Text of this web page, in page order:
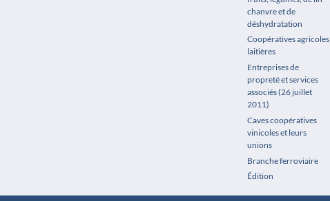
chanvre et de
déshydratation
Coopératives agricoles
laitières
Entreprises de
propreté et services
associés (26 juillet
2011)
Caves coopératives
vinicoles et leurs
unions
Branche ferroviaire
Édition